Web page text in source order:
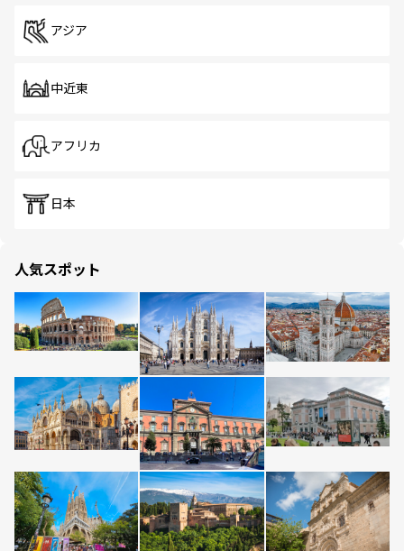
アジア
中近東
アフリカ
日本
人気スポット